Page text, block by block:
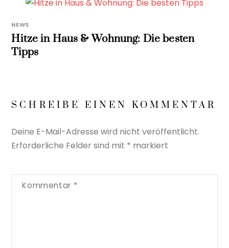
NEWS
Hitze in Haus & Wohnung: Die besten
Tipps
SCHREIBE EINEN KOMMENTAR
Deine E-Mail-Adresse wird nicht veröffentlicht.
Erforderliche Felder sind mit * markiert
Kommentar *